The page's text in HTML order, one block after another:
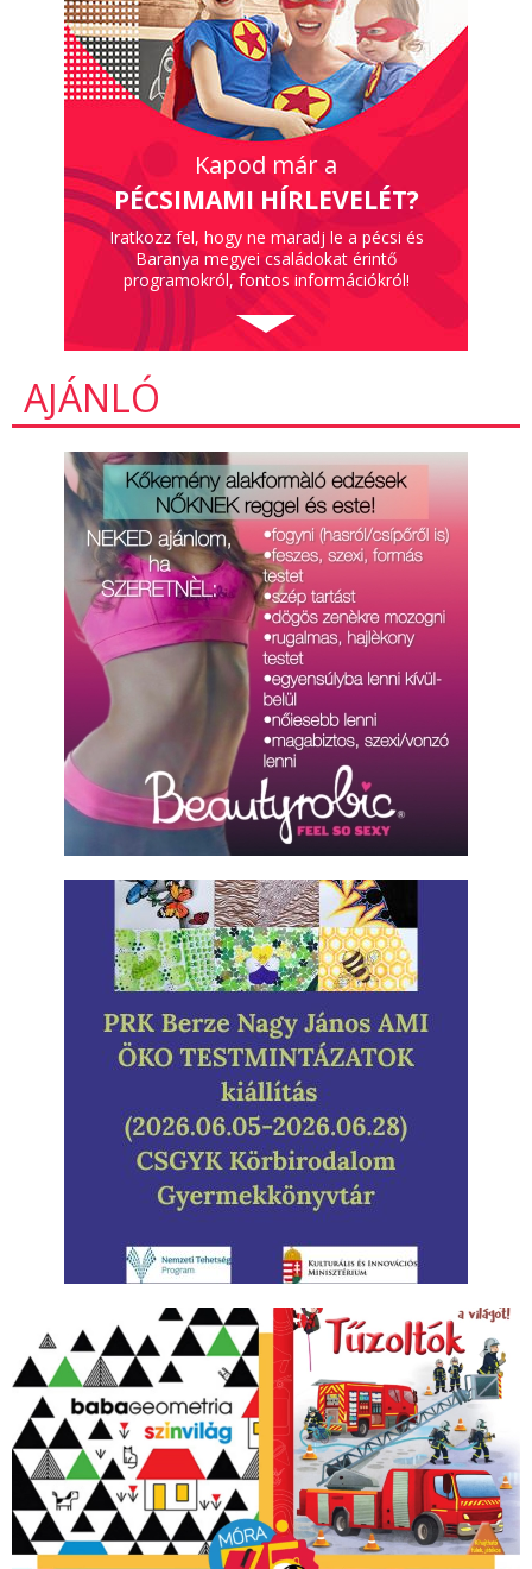
Kapod már a
PÉCSIMAMI HÍRLEVELÉT?
Iratkozz fel, hogy ne maradj le a pécsi és
Baranya megyei családokat érintő
programokról, fontos információkról!
AJÁNLÓ